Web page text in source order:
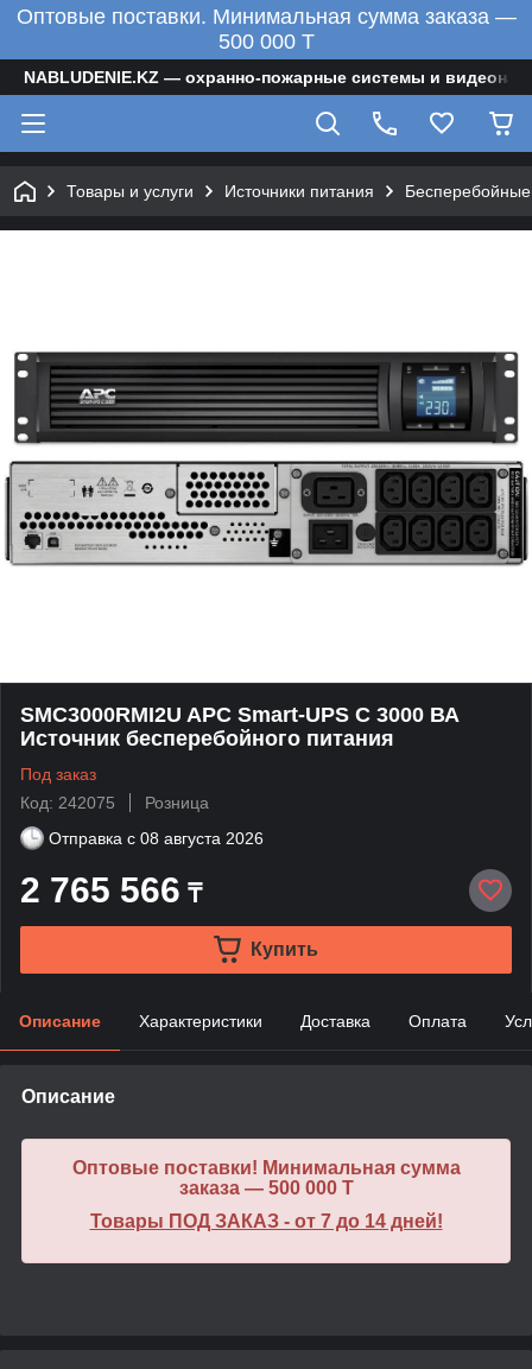
Оптовые поставки. Минимальная сумма заказа —
500 000 T
NABLUDENIE.KZ — охранно-пожарные системы и
Товары и услуги Источники питания
SMC3000RMI2U APC Smart-UPS C 3000 ВА
Источник бесперебойного питания
Под заказ
Код: 242075
Розница
Отправка с 08 августа 2026
2 765 566 ₸
Купить
Описание Характеристики Доставка Оплата
Описание
Оптовые поставки! Минимальная сумма
заказа — 500 000 T
Товары ПОД ЗАКАЗ - от 7 до 14 дней!